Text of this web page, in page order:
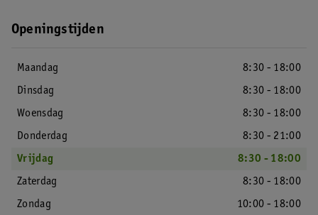
Openingstijden
Maandag
8:30 - 18:00
Dinsdag
8:30 - 18:00
Woensdag
8:30 - 18:00
Donderdag
8:30 - 21:00
Vrijdag
8:30 - 18:00
Zaterdag
8:30 - 18:00
Zondag
10:00 - 18:00